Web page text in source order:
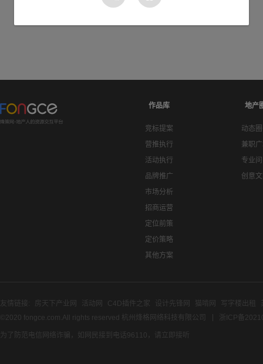
作品库
竞标提案
营推执行
活动执行
品牌推广
市场分析
招商运营
定位前策
定价策略
其他方案
地产
动态
兼职
专业
创意
友情链接: 房天下产业网 活动网 C4D插件之家 设计先锋网 猫啃网 写字楼出租
©2020 fongce.com.All rights reserved 杭州烽格网络科技有限公司
浙ICP备
为了防范电信网络诈骗，如网民接到电话96110，请立即接听